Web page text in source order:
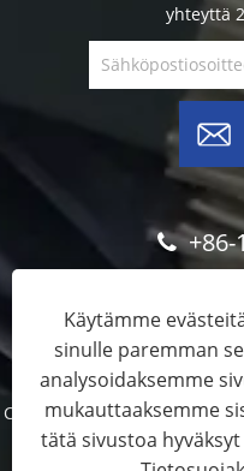
yhteyttä
+86-
Copyright © 2023 Filawing
piikarbidifilamentit,
Käytämme
sinulle paremman
analysoidaksemme
mukauttaaksemme
tätä sivustoa